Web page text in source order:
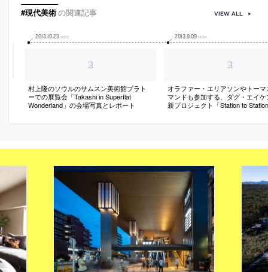
#現代美術の関連記事
2013.10.23 WED
村上隆のソウルのサムスン美術館プラト
ーでの展覧会「Takashi in Superflat
Wonderland」の会場写真とレポート
2013.9.09 MON
オラファー・エリアソンやトーマ
マンドも参加する、ダグ・エイケ
新プロジェクト「Station to
VIEW ALL